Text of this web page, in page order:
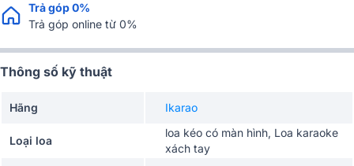
Trả góp 0%
Trả góp online từ 0%
Thông số kỹ thuật
Hãng Ikarao
Loại loa
loa kéo có màn hình, Loa karaoke
xách tay